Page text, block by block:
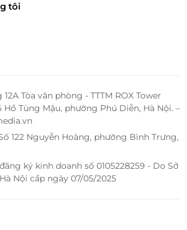
điểm du lịch gần đó như: Quảng
Nhà ga Đà Lạt, hồ Xuân Hương,
nhà thờ Con Gà...
tôi
Tòa văn phòng - TTTM ROX Tower
Hồ Tùng Mậu, phường Phú Diễn, Hà Nội. –
122 Nguyễn Hoàng, phường Bình Trưng,
ký kinh doanh số 0105228259 - Do Sở
Nội cấp ngày 07/05/2025